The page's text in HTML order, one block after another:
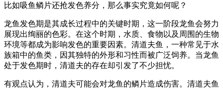
比如吸鱼鳞片还抢发色养分，那么事实究竟如何呢？
龙鱼发色期是其成长过程中的关键时期，这一阶段龙鱼会努力
展现出绚丽的色彩。在这个时期，水质、食物以及周围的生物
环境等都成为影响发色的重要因素。清道夫鱼，一种常见于水
族箱中的鱼类，因其独特的外形和习性而被广泛饲养。当龙鱼
处于发色期时，清道夫的存在却引发了不少担忧。
有观点认为，清道夫可能会对龙鱼的鳞片造成伤害。清道夫鱼